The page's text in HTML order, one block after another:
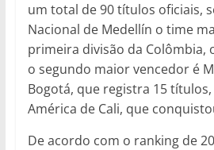
um total de 90 títulos oficiais,
Nacional de Medellín o time
primeira divisão da Colômbia,
o segundo maior vencedor é
Bogotá, que registra 15
América de Cali, que
De acordo com o ranking de